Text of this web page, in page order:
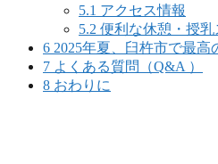
5.1 アクセス情報
5.2 便利な休憩・授乳
6 2025年夏、臼杵市で最高
7 よくある質問（Q&A ）
8 おわりに